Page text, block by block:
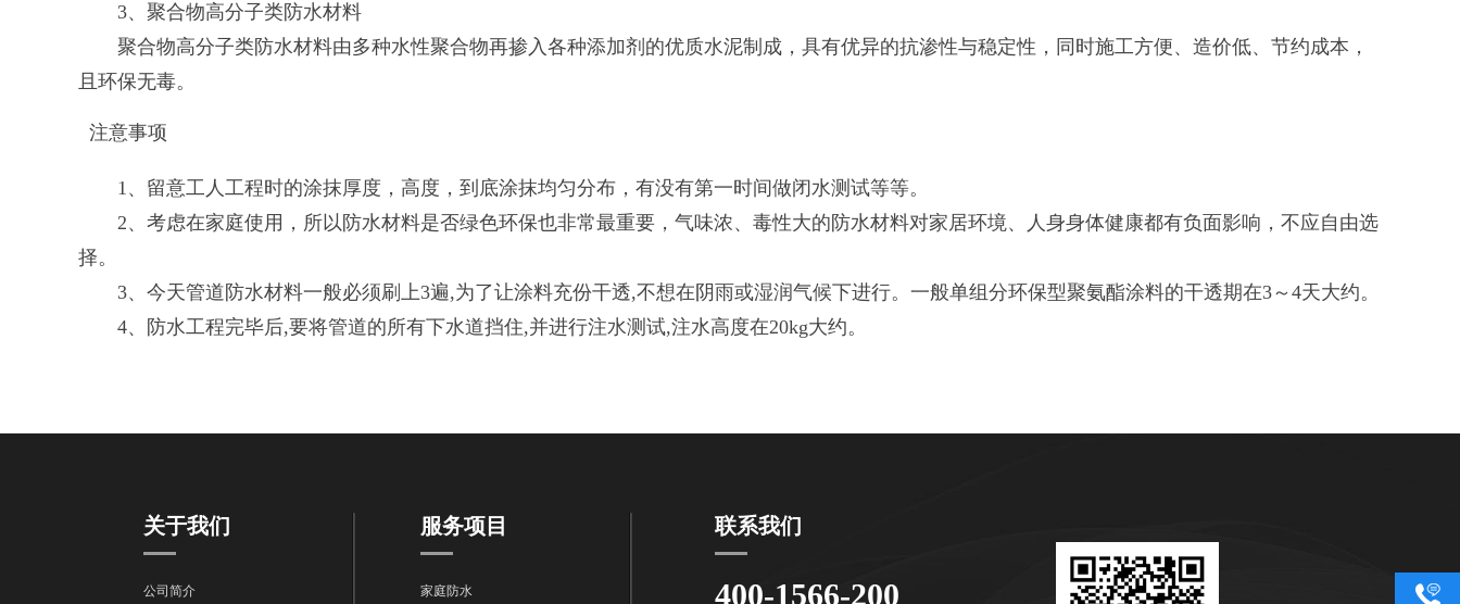
3、聚合物高分子类防水材料
聚合物高分子类防水材料由多种水性聚合物再掺入各种添加剂的优质水泥制成，具有优异的抗渗性与稳定性，同时施工方便、造价低、节约成本，
且环保无毒。
注意事项
1、留意工人工程时的涂抹厚度，高度，到底涂抹均匀分布，有没有第一时间做闭水测试等等。
2、考虑在家庭使用，所以防水材料是否绿色环保也非常最重要，气味浓、毒性大的防水材料对家居环境、人身身体健康都有负面影响，不应自由选
择。
3、今天管道防水材料一般必须刷上3遍,为了让涂料充份干透,不想在阴雨或湿润气候下进行。一般单组分环保型聚氨酯涂料的干透期在3～4天大约。
4、防水工程完毕后,要将管道的所有下水道挡住,并进行注水测试,注水高度在20kg大约。
关于我们
公司简介
服务项目
家庭防水
联系我们
400-1566-200